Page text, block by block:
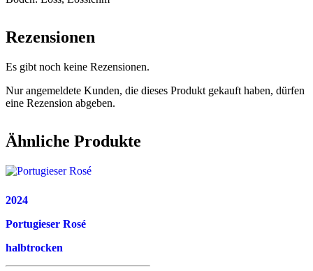
Rezensionen
Es gibt noch keine Rezensionen.
Nur angemeldete Kunden, die dieses Produkt gekauft haben, dürfen
eine Rezension abgeben.
Ähnliche Produkte
2024
Portugieser Rosé
halbtrocken